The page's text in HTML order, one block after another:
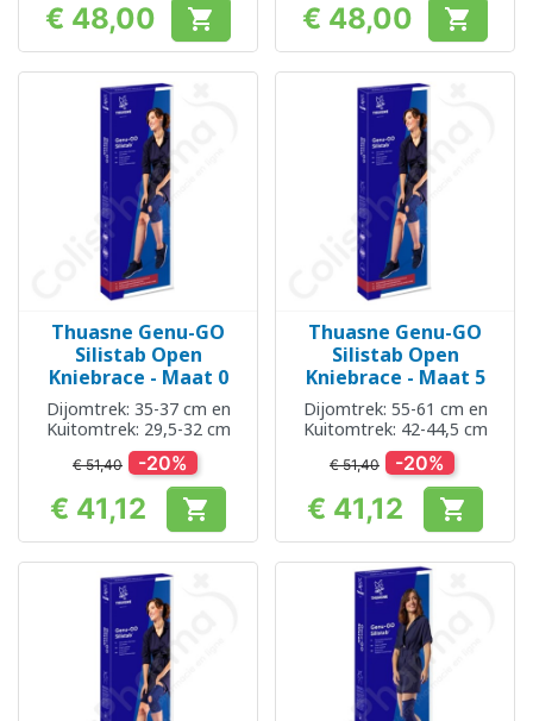
Prijs
€ 48,00  Prijs
€ 48,00 
Thuasne Genu-GO
Silistab Open
Kniebrace - Maat 0
Dijomtrek: 35-37 cm en
Kuitomtrek: 29,5-32 cm
€ 51,40 -20%
Prijs
€ 41,12 
Thuasne Genu-GO
Silistab Open
Kniebrace - Maat 5
Dijomtrek: 55-61 cm en
Kuitomtrek: 42-44,5 cm
€ 51,40 -20%
Prijs
€ 41,12 